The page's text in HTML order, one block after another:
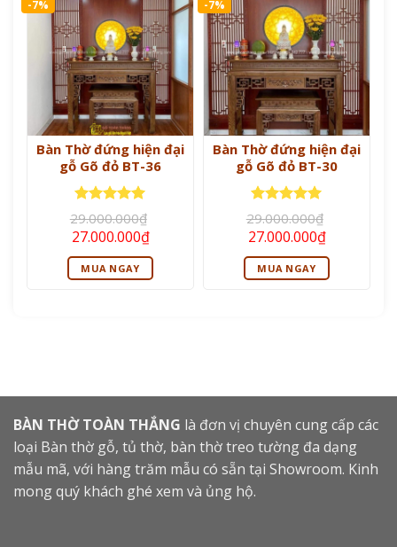
-7%
Bàn Thờ đứng hiện đại
gỗ Gõ đỏ BT-36
Được xếp
hạng55
sao
29.000.000₫
Giá
gốc
là:
29.000.000₫.
27.000.000₫Giá
hiện
tại
là:
27.000.000₫.
MUA NGAY
-7%
Bàn Thờ đứng hiện đại
gỗ Gõ đỏ BT-30
Được xếp
hạng55
sao
29.000.000₫
Giá
gốc
là:
29.000.000₫.
27.000.000₫Giá
hiện
tại
là:
MUA NGAY
BÀN THỜ TOÀN THẮNG là đơn vị chuyên cung cấp các
loại Bàn thờ gỗ, tủ thờ, bàn thờ treo tường đa dạng
mẫu mã, với hàng trăm mẫu có sẵn tại Showroom. Kinh
mong quý khách ghé xem và ủng hộ.